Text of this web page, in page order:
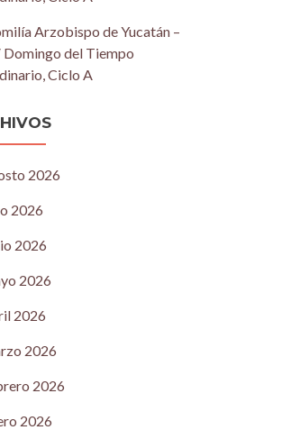
Arzobispo de Yucatán –
Domingo del Tiempo
Ciclo A
2026
2026
2026
2026
2026
2026
2026
2026